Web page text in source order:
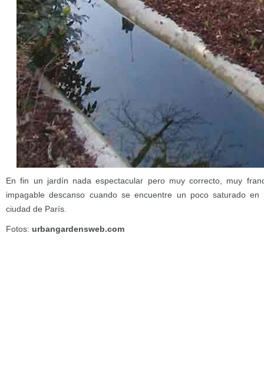
En fin un jardín nada espectacular pero muy correcto, muy
impagable descanso cuando se encuentre un poco saturado
ciudad de París.
Fotos: urbangardensweb.com